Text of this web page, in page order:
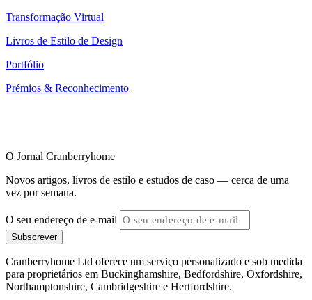
Transformação Virtual
Livros de Estilo de Design
Portfólio
Prémios & Reconhecimento
O Jornal Cranberryhome
Novos artigos, livros de estilo e estudos de caso — cerca de uma
vez por semana.
O seu endereço de e-mail
Subscrever
Cranberryhome Ltd oferece um serviço personalizado e sob medida
para proprietários em Buckinghamshire, Bedfordshire, Oxfordshire,
Northamptonshire, Cambridgeshire e Hertfordshire.